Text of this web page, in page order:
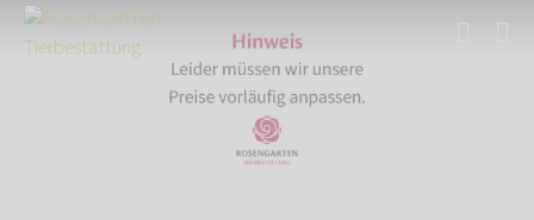
Aktuelles
Preisanpassung - Krisenbedingter Energiezusch…